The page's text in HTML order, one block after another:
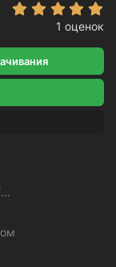
1 оценок
Программа для редактировани gfx файлов GTA V